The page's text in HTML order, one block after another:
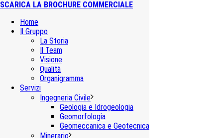
SCARICA LA BROCHURE COMMERCIALE
Home
Il Gruppo
La Storia
Il Team
Visione
Qualità
Organigramma
Servizi
Ingegneria Civile
Geologia e Idrogeologia
Geomorfologia
Geomeccanica e Geotecnica
Minerario
Cava Rocca Incisa
Bagnasco (Cuneo, IT)
Valutazione di Impatto Ambientale